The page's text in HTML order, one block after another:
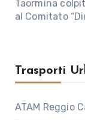
Taormina
al Comitato
Trasporti
ATAM Reggio